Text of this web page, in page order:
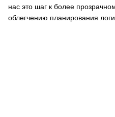
нас это шаг к более
облегчению планирования